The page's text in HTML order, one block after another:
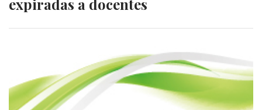
expiradas a docentes